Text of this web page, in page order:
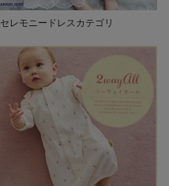
セレモニードレスカテゴリ